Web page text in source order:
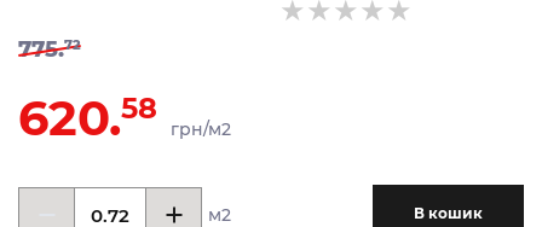
775.72
620.58
грн/м2
м2 В кошик